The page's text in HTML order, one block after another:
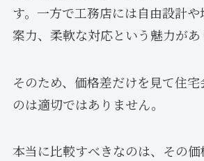
す。一方で工務店には自由設計
案力、柔軟な対応という魅力があ
そのため、価格差だけを見て住
のは適切ではありません。
本当に比較すべきなのは、その